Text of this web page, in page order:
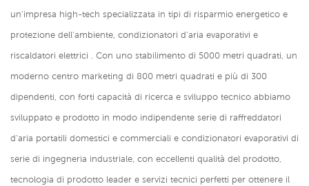
un'impresa high-tech specializzata in tipi di risparmio energetico e
protezione dell'ambiente, condizionatori d'aria evaporativi e
riscaldatori elettrici . Con uno stabilimento di 5000 metri quadrati, un
moderno centro marketing di 800 metri quadrati e più di 300
dipendenti, con forti capacità di ricerca e sviluppo tecnico abbiamo
sviluppato e prodotto in modo indipendente serie di raffreddatori
d'aria portatili domestici e commerciali e condizionatori evaporativi di
serie di ingegneria industriale, con eccellenti qualità del prodotto,
tecnologia di prodotto leader e servizi tecnici perfetti per ottenere il